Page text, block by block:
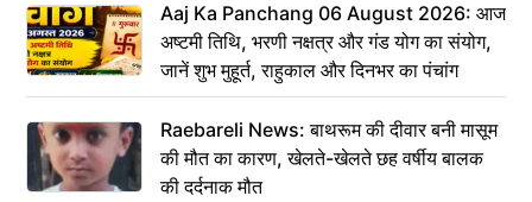
Aaj Ka Panchang 06 August 2026: आज
अष्टमी तिथि, भरणी नक्षत्र और गंड योग का संयोग,
जानें शुभ मुहूर्त, राहुकाल और दिनभर का पंचांग
Raebareli News: बाथरूम की दीवार बनी मासूम
की मौत का कारण, खेलते-खेलते छह वर्षीय बालक
की दर्दनाक मौत